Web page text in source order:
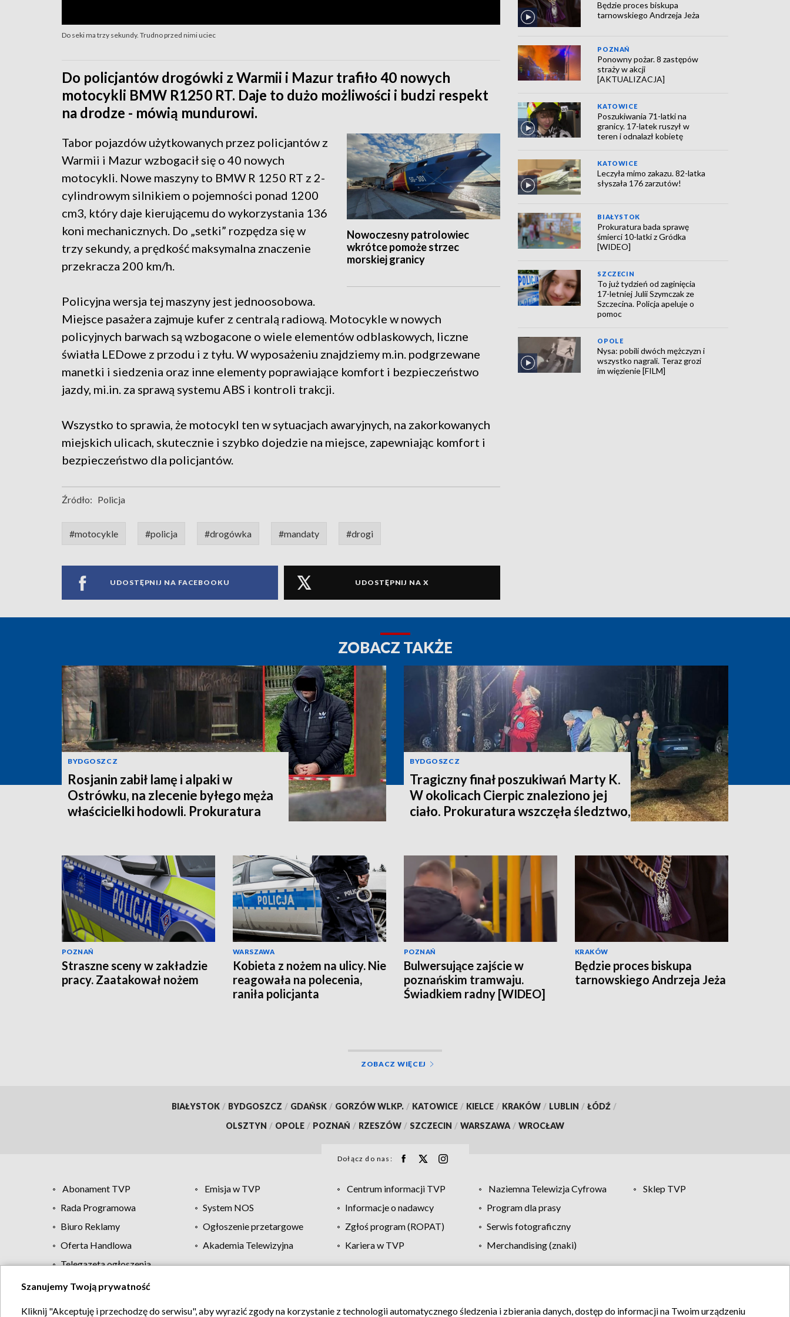
Do seki ma trzy sekundy. Trudno przed nimi uciec
Do policjantów drogówki z Warmii i Mazur trafiło 40 nowych
motocykli BMW R1250 RT. Daje to dużo możliwości i budzi respekt
na drodze - mówią mundurowi.
Nowoczesny patrolowiec
wkrótce pomoże strzec
morskiej granicy
Tabor pojazdów użytkowanych przez policjantów z
Warmii i Mazur wzbogacił się o 40 nowych
motocykli. Nowe maszyny to BMW R 1250 RT z 2-
cylindrowym silnikiem o pojemności ponad 1200
cm3, który daje kierującemu do wykorzystania 136
koni mechanicznych. Do „setki” rozpędza się w
trzy sekundy, a prędkość maksymalna znaczenie
przekracza 200 km/h.
Policyjna wersja tej maszyny jest jednoosobowa.
Miejsce pasażera zajmuje kufer z centralą radiową. Motocykle w nowych
policyjnych barwach są wzbogacone o wiele elementów odblaskowych, liczne
światła LEDowe z przodu i z tyłu. W wyposażeniu znajdziemy m.in. podgrzewane
manetki i siedzenia oraz inne elementy poprawiające komfort i bezpieczeństwo
jazdy, mi.in. za sprawą systemu ABS i kontroli trakcji.
Wszystko to sprawia, że motocykl ten w sytuacjach awaryjnych, na zakorkowanych
miejskich ulicach, skutecznie i szybko dojedzie na miejsce, zapewniając komfort i
bezpieczeństwo dla policjantów.
Źródło: Policja
#motocykle #policja #drogówka #mandaty #drogi
UDOSTĘPNIJ NA FACEBOOKU UDOSTĘPNIJ NA X
Będzie proces biskupa
tarnowskiego Andrzeja Jeża
POZNAŃ
Ponowny pożar. 8 zastępów
straży w akcji
[AKTUALIZACJA]
KATOWICE
Poszukiwania 71-latki na
granicy. 17-latek ruszył w
teren i odnalazł kobietę
KATOWICE
Leczyła mimo zakazu. 82-latka
słyszała 176 zarzutów!
BIAŁYSTOK
Prokuratura bada sprawę
śmierci 10-latki z Gródka
[WIDEO]
SZCZECIN
To już tydzień od zaginięcia
17-letniej Julii Szymczak ze
Szczecina. Policja apeluje o
pomoc
OPOLE
Nysa: pobili dwóch mężczyzn i
wszystko nagrali. Teraz grozi
im więzienie [FILM]
ZOBACZ TAKŻE
BYDGOSZCZ
Rosjanin zabił lamę i alpaki w
Ostrówku, na zlecenie byłego męża
właścicielki hodowli. Prokuratura
BYDGOSZCZ
Tragiczny finał poszukiwań Marty K.
W okolicach Cierpic znaleziono jej
ciało. Prokuratura wszczęła śledztwo,
POZNAŃ
Straszne sceny w zakładzie
pracy. Zaatakował nożem
WARSZAWA
Kobieta z nożem na ulicy. Nie
reagowała na polecenia,
raniła policjanta
POZNAŃ
Bulwersujące zajście w
poznańskim tramwaju.
Świadkiem radny [WIDEO]
KRAKÓW
Będzie proces biskupa
tarnowskiego Andrzeja Jeża
ZOBACZ WIĘCEJ
BIAŁYSTOK / BYDGOSZCZ / GDAŃSK / GORZÓW WLKP. / KATOWICE / KIELCE / KRAKÓW / LUBLIN / ŁÓDŹ /
OLSZTYN / OPOLE / POZNAŃ / RZESZÓW / SZCZECIN / WARSZAWA / WROCŁAW
Dołącz do nas:
Abonament TVP Emisja w TVP Centrum informacji TVP Naziemna Telewizja Cyfrowa
Sklep TVP
Rada Programowa
System NOS Informacje o nadawcy
Program dla prasy
Biuro Reklamy
Ogłoszenie przetargowe Zgłoś program (ROPAT)
Serwis fotograficzny
Oferta Handlowa
Akademia Telewizyjna Kariera w TVP
Merchandising (znaki)
Telegazeta ogłoszenia
Regulamin TVP Polityka prywatności Moje zgody Pomoc Biuro reklamy Kontakt
Szanujemy Twoją prywatność
Kliknij "Akceptuję i przechodzę do serwisu", aby wyrazić zgody na korzystanie z technologii automatycznego śledzenia i zbierania danych, dostęp do informacji na Twoim urządzeniu